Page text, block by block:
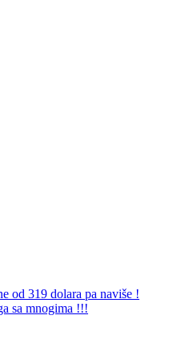
od 319 dolara pa naviše !
sa mnogima !!!